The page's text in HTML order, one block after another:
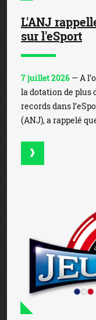
L'ANJ
sur l'eSport
7 juillet 2026 — A
la dotation de plus
records dans
(ANJ), a rappelé